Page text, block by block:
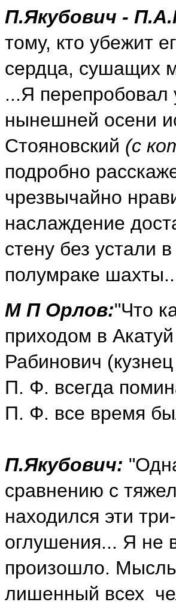
П.Якубович -
тому, кто убежит
сердца, сушащих
...Я
нынешней осени
Стояновский (с
подробно
чрезвычайно
наслаждение
стену без устали
полумраке
М П Орлов:"Что
приходом в
Рабинович
П. Ф. всегда
П. Ф. все время
П.Якубович:
сравнению с
находился эти
оглушения... Я не
произошло.
лишенный всех